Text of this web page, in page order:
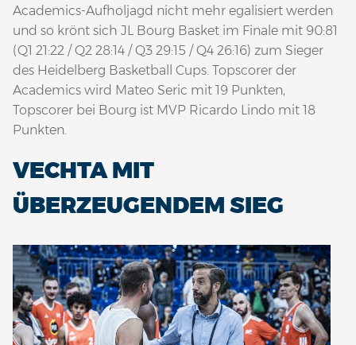
Academics-Aufholjagd nicht mehr egalisiert werden
und so krönt sich JL Bourg Basket im Finale mit 90:81
(Q1 21:22 / Q2 28:14 / Q3 29:15 / Q4 26:16) zum Sieger
des Heidelberg Basketball Cups. Topscorer der
Academics wird Mateo Seric mit 19 Punkten,
Topscorer bei Bourg ist MVP Ricardo Lindo mit 18
Punkten.
VECHTA MIT
ÜBERZEUGENDEM SIEG